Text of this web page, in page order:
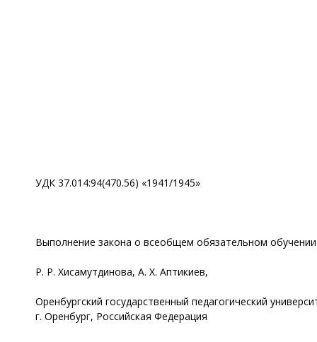
УДК 37.014:94(470.56) «1941/1945»
Выполнение закона о всеобщем обязательном
Р. Р. Хисамутдинова, А. Х. Аптикиев,
Оренбургский государственный педагогический
г. Оренбург, Российская Федерация